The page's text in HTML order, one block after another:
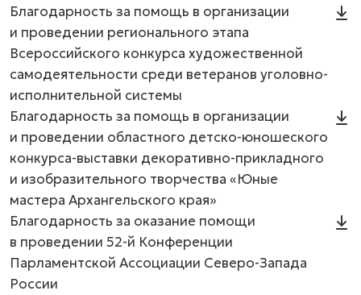
Благодарность за помощь в организации
и проведении регионального этапа
Всероссийского конкурса художественной
самодеятельности среди ветеранов уголовно-
исполнительной системы
Благодарность за помощь в организации
и проведении областного детско-юношеского
конкурса-выставки декоративно-прикладного
и изобразительного творчества «Юные
мастера Архангельского края»
Благодарность за оказание помощи
в проведении 52-й Конференции
Парламентской Ассоциации Северо-Запада
России